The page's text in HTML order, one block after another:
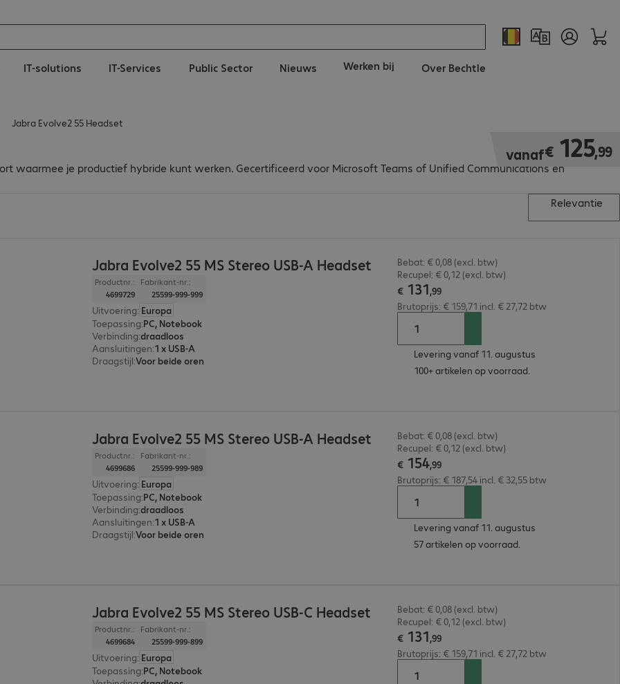
IT-solutions IT-Services Public Sector Nieuws Werken bij Over Bechtle
Jabra Evolve2 55 Headset
waarmee je productief hybride kunt werken. Gecertificeerd voor Microsoft Teams of Unified Communications en
vanaf€ 125,99
€ 125,99
Relevantie
Jabra Evolve2 55 MS Stereo USB-A Headset
Productnr.:
4699729
Fabrikant-nr.:
25599-999-999
Uitvoering: Europa
Toepassing:PC, Notebook
Verbinding:draadloos
Aansluitingen:1 x USB-A
Draagstijl:Voor beide oren
Bebat: € 0,08 (excl. btw)
Recupel: € 0,12 (excl. btw)
€ 131,99
Brutoprijs: € 159,71 incl. € 27,72 btw
Levering vanaf 11. augustus
100+ artikelen op voorraad.
Jabra Evolve2 55 MS Stereo USB-A Headset
Productnr.:
4699686
Fabrikant-nr.:
25599-999-989
Uitvoering: Europa
Toepassing:PC, Notebook
Verbinding:draadloos
Aansluitingen:1 x USB-A
Draagstijl:Voor beide oren
Bebat: € 0,08 (excl. btw)
Recupel: € 0,12 (excl. btw)
€ 154,99
Brutoprijs: € 187,54 incl. € 32,55 btw
Levering vanaf 11. augustus
57 artikelen op voorraad.
Jabra Evolve2 55 MS Stereo USB-C Headset
Productnr.:
4699684
Fabrikant-nr.:
25599-999-899
Uitvoering: Europa
Toepassing:PC, Notebook
Bebat: € 0,08 (excl. btw)
Recupel: € 0,12 (excl. btw)
€ 131,99
Brutoprijs: € 159,71 incl. € 27,72 btw